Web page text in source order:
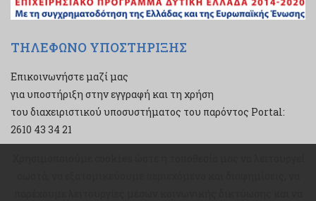
ΤΗΛΕΦΩΝΟ ΥΠΟΣΤΗΡΙΞΗΣ
Επικοινωνήστε μαζί μας
για υποστήριξη στην εγγραφή και τη χρήση
του διαχειριστικού υποσυστήματος του παρόντος Portal:
2610 43 34 21